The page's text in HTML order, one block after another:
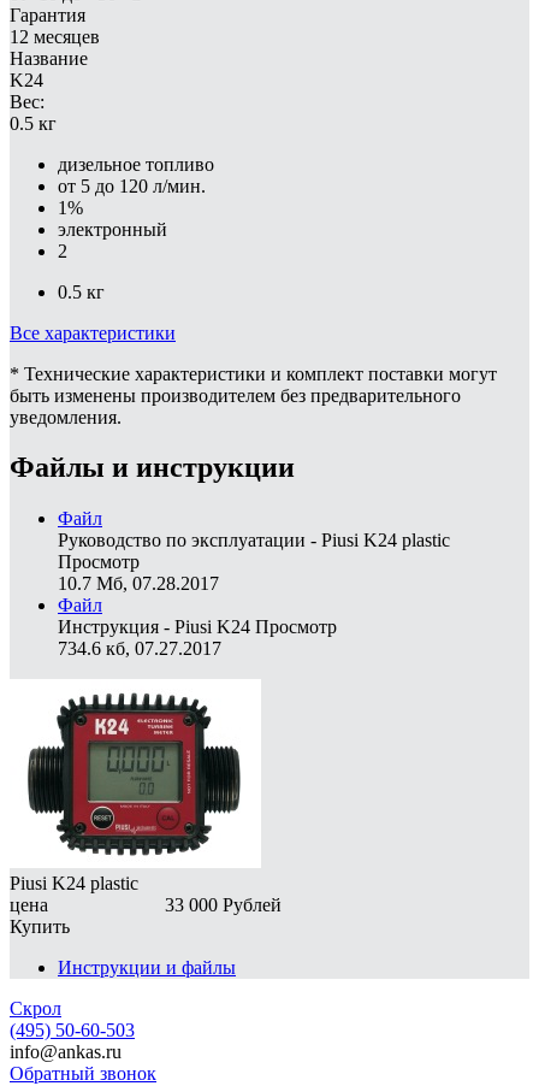
Гарантия
12 месяцев
Название
K24
Вес:
0.5 кг
дизельное топливо
от 5 до 120 л/мин.
1%
электронный
2
0.5 кг
Все характеристики
* Технические характеристики и комплект поставки могут
быть изменены производителем без предварительного
уведомления.
Файлы и инструкции
Файл
Руководство по эксплуатации - Piusi K24 plastic
Просмотр
10.7 Мб, 07.28.2017
Файл
Инструкция - Piusi K24 Просмотр
734.6 кб, 07.27.2017
Piusi K24 plastic
цена
33 000 Рублей
Купить
Инструкции и файлы
Скрол
(495) 50-60-503
info@ankas.ru
Обратный звонок